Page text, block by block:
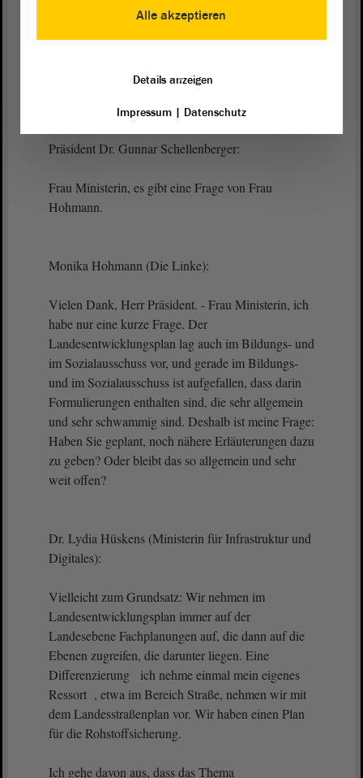
dieser Plan führt uns wirklich verlässlich und gut
Zustimmung von Dr. Falko Grube, SPD)
Präsident Dr. Gunnar Schellenberger:
Frau Ministerin, es gibt eine Frage von Frau
Hohmann.
Monika Hohmann (Die Linke):
Vielen Dank, Herr Präsident. - Frau Ministerin, ich
habe nur eine kurze Frage. Der
Landesentwicklungsplan lag auch im Bildungs- und
im Sozialausschuss vor, und gerade im Bildungs-
und im Sozialausschuss ist aufgefallen, dass darin
Formulierungen enthalten sind, die sehr allgemein
und sehr schwammig sind. Deshalb ist meine Frage:
Haben Sie geplant, noch nähere Erläuterungen dazu
zu geben? Oder bleibt das so allgemein und sehr
weit offen?
Dr. Lydia Hüskens (Ministerin für Infrastruktur und
Digitales):
Vielleicht zum Grundsatz: Wir nehmen im
Landesentwicklungsplan immer auf der
Landesebene Fachplanungen auf, die dann auf die
Ebenen zugreifen, die darunter liegen. Eine
Differenzierung ich nehme einmal mein eigenes
Ressort , etwa im Bereich Straße, nehmen wir mit
dem Landesstraßenplan vor. Wir haben einen Plan
für die Rohstoffsicherung.
Ich gehe davon aus, dass das Thema
Alle akzeptieren
Details anzeigen
Impressum| Datenschutz